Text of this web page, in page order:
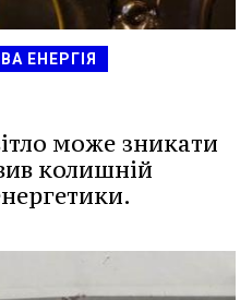
ЕНЕРГІЯ
може зникати
колишній